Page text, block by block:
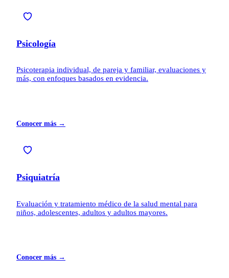
Psicología
Psicoterapia individual, de pareja y familiar, evaluaciones y
más, con enfoques basados en evidencia.
Conocer más →
Psiquiatría
Evaluación y tratamiento médico de la salud mental para
niños, adolescentes, adultos y adultos mayores.
Conocer más →